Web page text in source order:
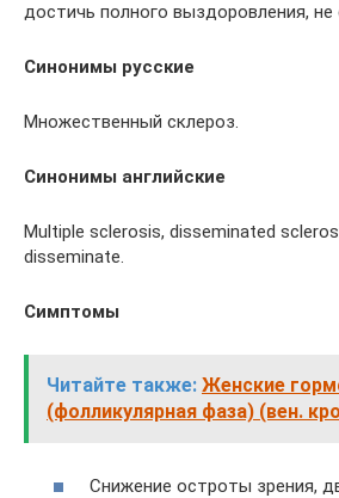
достичь полного выздоровления, не
Синонимы русские
Множественный склероз.
Синонимы английские
Multiple sclerosis, disseminated
disseminate.
Симптомы
Читайте также: Женские
(фолликулярная фаза) (вен.
Снижение остроты зрения,